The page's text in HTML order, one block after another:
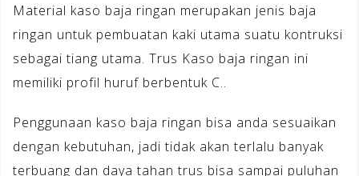
Material kaso baja ringan merupakan jenis baja
ringan untuk pembuatan kaki utama suatu kontruksi
sebagai tiang utama. Trus Kaso baja ringan ini
memiliki profil huruf berbentuk C..
Penggunaan kaso baja ringan bisa anda sesuaikan
dengan kebutuhan, jadi tidak akan terlalu banyak
terbuang dan daya tahan trus bisa sampai puluhan